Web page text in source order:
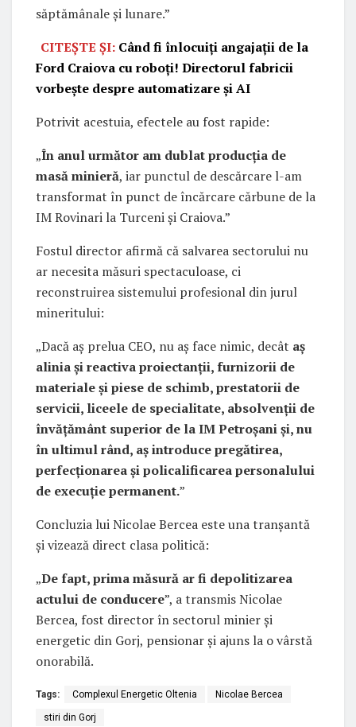
săptămânale și lunare.”
CITEȘTE ȘI: Când fi înlocuiți angajații de la
Ford Craiova cu roboți! Directorul fabricii
vorbește despre automatizare și AI
Potrivit acestuia, efectele au fost rapide:
„În anul următor am dublat producția de
masă minieră, iar punctul de descărcare l-am
transformat în punct de încărcare cărbune de la
IM Rovinari la Turceni și Craiova.”
Fostul director afirmă că salvarea sectorului nu
ar necesita măsuri spectaculoase, ci
reconstruirea sistemului profesional din jurul
mineritului:
„Dacă aș prelua CEO, nu aș face nimic, decât aș
alinia și reactiva proiectanții, furnizorii de
materiale și piese de schimb, prestatorii de
servicii, liceele de specialitate, absolvenții de
învățământ superior de la IM Petroșani și, nu
în ultimul rând, aș introduce pregătirea,
perfecționarea și policalificarea personalului
de execuție permanent.”
Concluzia lui Nicolae Bercea este una tranșantă
și vizează direct clasa politică:
„De fapt, prima măsură ar fi depolitizarea
actului de conducere”, a transmis Nicolae
Bercea, fost director în sectorul minier și
energetic din Gorj, pensionar și ajuns la o vârstă
onorabilă.
Tags: Complexul Energetic Oltenia Nicolae Bercea
stiri din Gorj